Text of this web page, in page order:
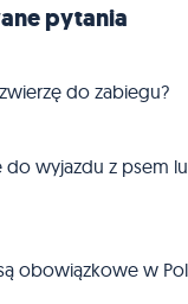
pytania
do zabiegu?
wyjazdu z psem
obowiązkowe w